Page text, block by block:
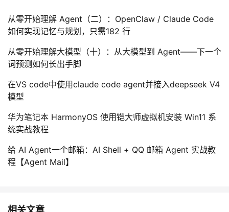
从零开始理解 Agent（二）：OpenClaw / Claude Code
如何实现记忆与规划，只需182 行
从零开始理解大模型（十）：从大模型到 Agent——下一个
词预测如何长出手脚
在VS code中使用claude code agent并接入deepseek V4
模型
华为笔记本 HarmonyOS 使用铠大师虚拟机安装 Win11 系
统实战教程
给 AI Agent一个邮箱：AI Shell + QQ 邮箱 Agent 实战教
程【Agent Mail】